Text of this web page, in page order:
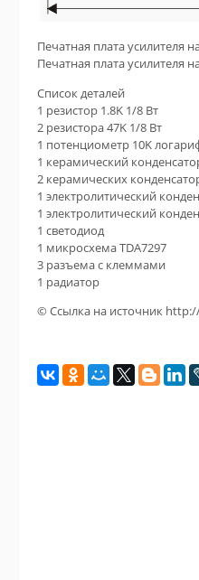
Печатная плата усилителя
Печатная плата усилителя
Список деталей
1 резистор 1.8K 1/8 Вт
2 резистора 47K 1/8 Вт
1 потенциометр 10K
1 керамический
2 керамических
1 электролитический
1 электролитический
1 светодиод
1 микросхема TDA7297
3 разъема с клеммами
1 радиатор
© Ссылка на источник